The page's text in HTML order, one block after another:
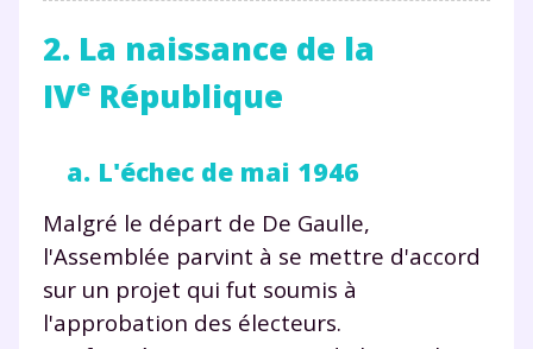
2. La naissance de la
IVe République
a. L'échec de mai 1946
Malgré le départ de De Gaulle,
l'Assemblée parvint à se mettre d'accord
sur un projet qui fut soumis à
l'approbation des électeurs.